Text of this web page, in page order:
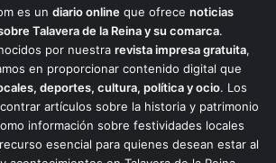
es un diario online que ofrece noticias
Talavera de la Reina y su comarca.
por nuestra revista impresa gratuita,
en proporcionar contenido digital que
deportes, cultura, política y ocio. Los
artículos sobre la historia y patrimonio
información sobre festividades locales
esencial para quienes desean estar al